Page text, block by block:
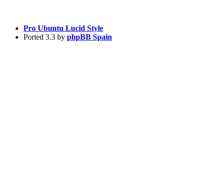
Pro Ubuntu Lucid Style
Ported 3.3 by phpBB Spain